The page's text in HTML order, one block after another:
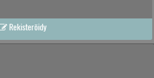
Rekisteröidy